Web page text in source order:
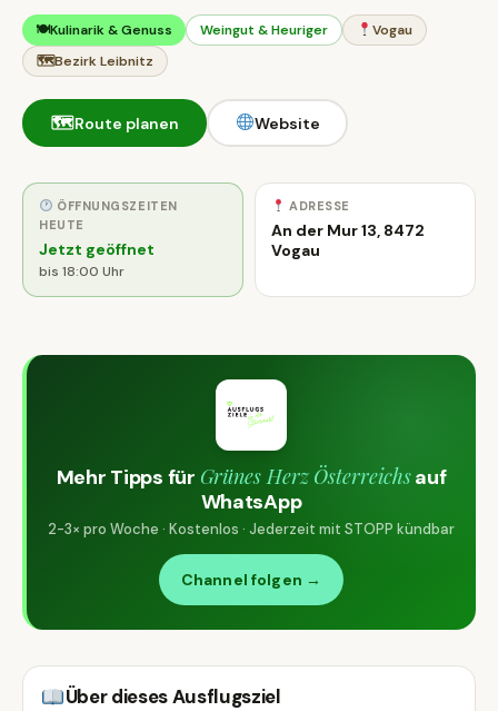
🍽Kulinarik & Genuss Weingut & Heuriger
Vogau
🗺Bezirk Leibnitz
🗺Route planen Website
ÖFFNUNGSZEITEN
HEUTE
Jetzt geöffnet
bis 18:00 Uhr
ADRESSE
An der Mur 13, 8472
Vogau
Mehr Tipps für Grünes Herz Österreichsauf
WhatsApp
2-3× pro Woche · Kostenlos · Jederzeit mit STOPP kündbar
Channel folgen →
Über dieses Ausflugsziel